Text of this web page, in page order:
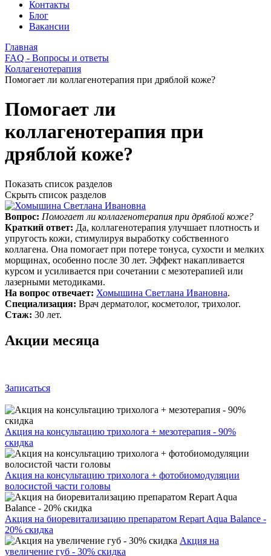
Контакты
Блог
Вакансии
Главная
FAQ - Вопросы и ответы
Коллагенотерапия
Помогает ли коллагенотерапия при дряблой коже?
Помогает ли
коллагенотерапия при
дряблой коже?
Показать список разделов
Скрыть список разделов
Вопрос: Помогает ли коллагенотерапия при дряблой коже?
Краткий ответ: Да, коллагенотерапия улучшает плотность и
упругость кожи, стимулируя выработку собственного
коллагена. Она помогает при потере тонуса, сухости и мелких
морщинах, особенно после 30 лет. Эффект накапливается
курсом и усиливается при сочетании с мезотерапией или
лазерными методиками.
На вопрос отвечает: Хомышина Светлана Ивановна.
Специализация: Врач дерматолог, косметолог, трихолог.
Стаж: 30 лет.
Акции месяца
Записаться
Акция на консультацию трихолога + мезотерапия - 90%
скидка
Акция на консультацию трихолога + фотобиомодуляции
волосистой части головы
Акция на биоревитализацию препаратом Repart Aqua Balance -
20% скидка
Акция на
увеличение губ - 30% скидка